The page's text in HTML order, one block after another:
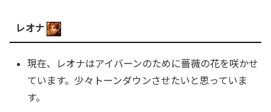
レオナ
現在、レオナはアイバーンのために薔薇の花を咲かせ
ています。少々トーンダウンさせたいと思っていま
す。